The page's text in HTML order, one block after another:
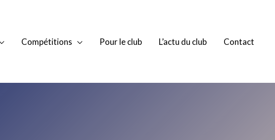
Compétitions Pour le club L’actu du club Contact